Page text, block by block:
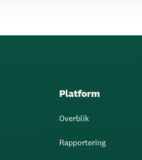
Platform
Overblik
Rapportering